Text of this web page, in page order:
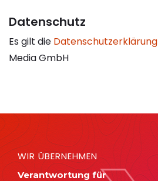
Datenschutz
Es gilt die Datenschutzerklärung
Media GmbH
WIR ÜBERNEHMEN
Verantwortung für